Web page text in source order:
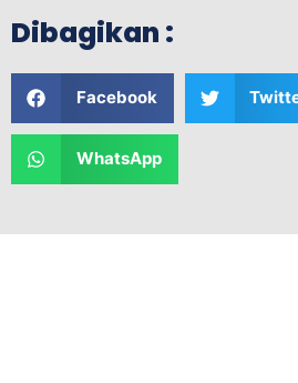
Dibagikan :
Facebook
WhatsApp